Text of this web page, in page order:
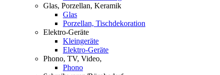
Glas, Porzellan, Keramik
Glas
Porzellan, Tischdekoration
Elektro-Geräte
Kleingeräte
Elektro-Geräte
Phono, TV, Video,
Phono